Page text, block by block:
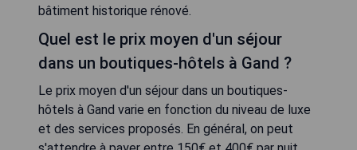
bâtiment historique rénové.
Quel est le prix moyen d'un séjour
dans un boutiques-hôtels à Gand ?
Le prix moyen d'un séjour dans un boutiques-
hôtels à Gand varie en fonction du niveau de luxe
et des services proposés. En général, on peut